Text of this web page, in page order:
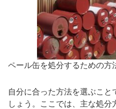
ペール缶を処分するための方
自分に合った方法を選ぶこ
しょう。ここでは、主な処分